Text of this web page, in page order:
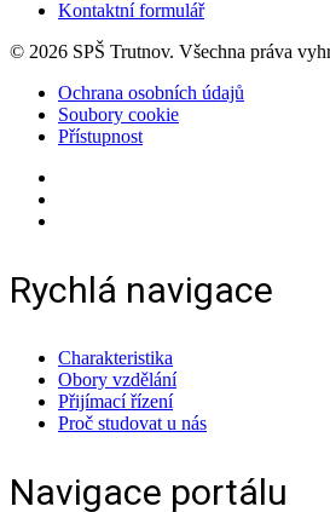
Kontaktní formulář
© 2026 SPŠ Trutnov. Všechna práva
Ochrana osobních údajů
Soubory cookie
Přístupnost
Rychlá navigace
Charakteristika
Obory vzdělání
Přijímací řízení
Proč studovat u nás
Navigace portálu